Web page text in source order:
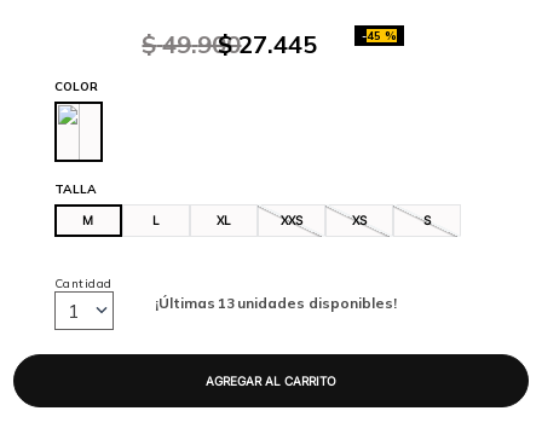
$ 49.900
$ 27.445 -45 %
TALLA
M L XL XXS XS S
COLOR
¡Últimas 13 unidades disponibles!
Cantidad
1